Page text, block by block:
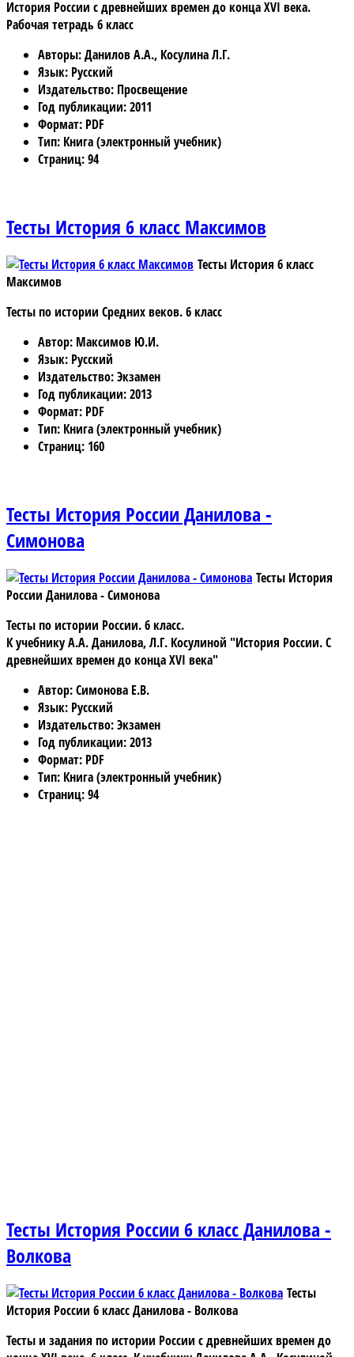
История России с древнейших времен до конца XVI века.
Рабочая тетрадь 6 класс
Авторы: Данилов А.А., Косулина Л.Г.
Язык: Русский
Издательство: Просвещение
Год публикации: 2011
Формат: PDF
Тип: Книга (электронный учебник)
Страниц: 94
Тесты История 6 класс Максимов
Тесты История 6 класс
Максимов
Тесты по истории Средних веков. 6 класс
Автор: Максимов Ю.И.
Язык: Русский
Издательство: Экзамен
Год публикации: 2013
Формат: PDF
Тип: Книга (электронный учебник)
Страниц: 160
Тесты История России Данилова -
Симонова
Тесты История
России Данилова - Симонова
Тесты по истории России. 6 класс.
К учебнику А.А. Данилова, Л.Г. Косулиной "История России. С
древнейших времен до конца XVI века"
Автор: Симонова Е.В.
Язык: Русский
Издательство: Экзамен
Год публикации: 2013
Формат: PDF
Тип: Книга (электронный учебник)
Страниц: 94
Тесты История России 6 класс Данилова -
Волкова
Тесты
История России 6 класс Данилова - Волкова
Тесты и задания по истории России с древнейших времен до